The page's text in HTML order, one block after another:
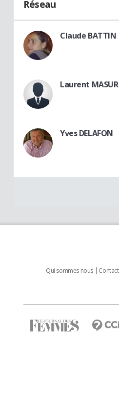
Réseau
Claude BATTIN
Laurent
Yves DELAFON
Qui sommes nous Contact